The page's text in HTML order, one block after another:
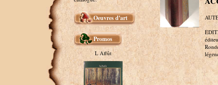
Oeuvres d'art
Promos
L Affût